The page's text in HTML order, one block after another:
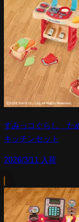
すみっコぐらし た
キッチンセット
2026/3/11 入荷